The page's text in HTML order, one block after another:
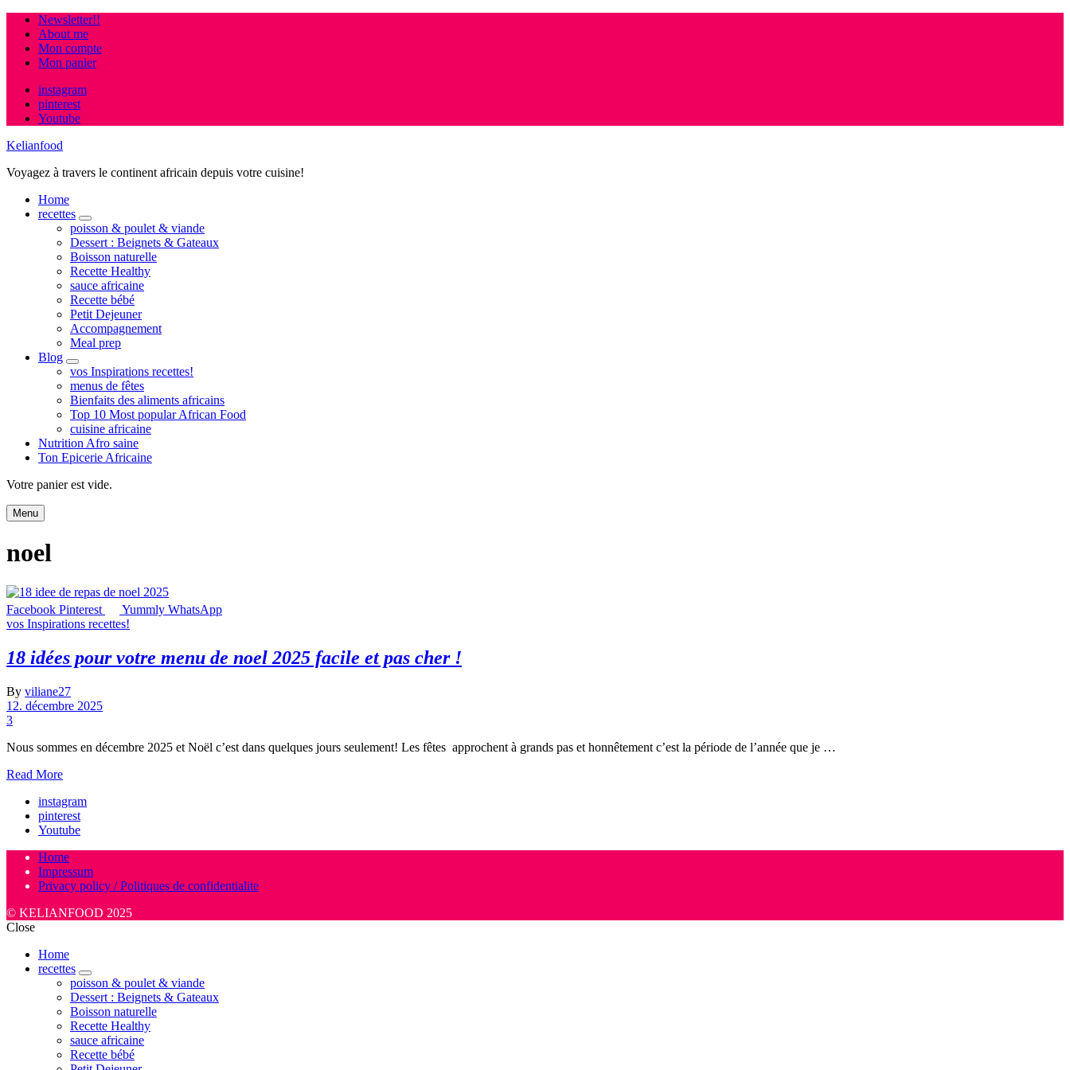
Newsletter!!
About me
Mon compte
Mon panier
instagram
pinterest
Youtube
Kelianfood
Voyagez à travers le continent africain depuis votre cuisine!
Home
recettes
expand
child
menu
poisson & poulet & viande
Dessert : Beignets & Gateaux
Boisson naturelle
Recette Healthy
sauce africaine
Recette bébé
Petit Dejeuner
Accompagnement
Meal prep
Blog
expand
child
menu
vos Inspirations recettes!
menus de fêtes
Bienfaits des aliments africains
Top 10 Most popular African Food
cuisine africaine
Nutrition Afro saine
Ton Epicerie Africaine
Search
Votre panier est vide.
Menu
noel
Facebook Pinterest Yummly WhatsApp
vos Inspirations recettes!
18 idées pour votre menu de noel 2025 facile et pas cher !
By viliane27
12. décembre 2025
3
Nous sommes en décembre 2025 et Noël c’est dans quelques jours seulement! Les fêtes approchent à grands pas et honnêtement c’est la période de l’année que je …
Read More
instagram
pinterest
Youtube
Home
Impressum
Privacy policy / Politiques de confidentialite
© KELIANFOOD 2025
Close
Home
recettes
expand
child
menu
poisson & poulet & viande
Dessert : Beignets & Gateaux
Boisson naturelle
Recette Healthy
sauce africaine
Recette bébé